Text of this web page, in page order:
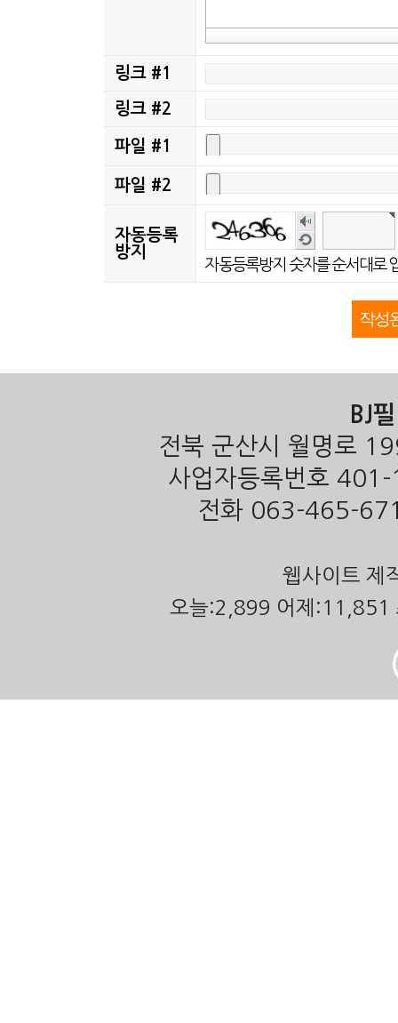
링크 #1
링크 #2
파일 #1
파일 #2
자동등록
방지
숫
자
음
새
로
자동등록방지 숫자를 순서대로
BJ
전북 군산시 월명로
사업자등록번호
전화 063-465-
웹사이트 제
오늘:2,899 어제